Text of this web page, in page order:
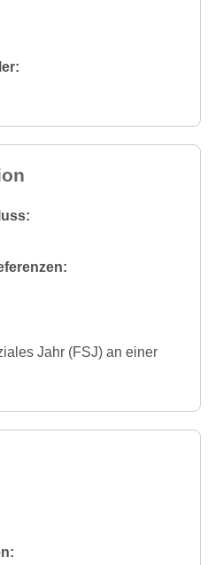
Jahr (FSJ) an einer